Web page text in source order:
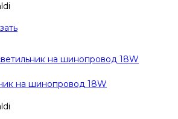
на шинопровод 18W